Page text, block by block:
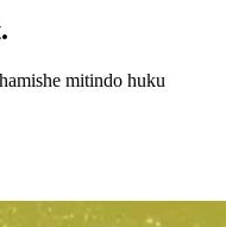
mitindo huku